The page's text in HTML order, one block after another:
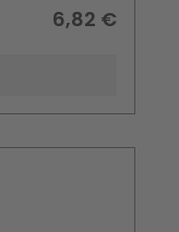
6,82 €